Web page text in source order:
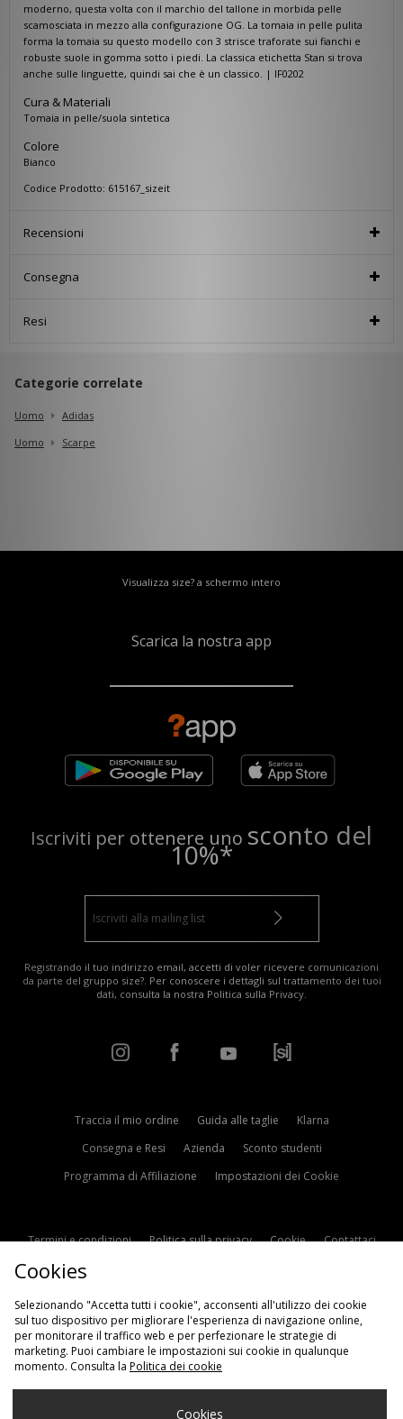
moderno, questa volta con il marchio del tallone in morbida pelle
scamosciata in mezzo alla configurazione OG. La tomaia in pelle pulita
forma la tomaia su questo modello con 3 strisce traforate sui fianchi e
robuste suole in gomma sotto i piedi. La classica etichetta Stan si trova
anche sulle linguette, quindi sai che è un classico. | IF0202
Cura & Materiali
Tomaia in pelle/suola sintetica
Colore
Bianco
Codice Prodotto: 615167_sizeit
Recensioni
Consegna
Resi
Categorie correlate
Uomo
Adidas
Uomo
Scarpe
Visualizza size? a schermo intero
Scarica la nostra app
Iscriviti per ottenere uno sconto del
10%*
Registrando il tuo indirizzo email, accetti di voler ricevere comunicazioni
da parte del gruppo size?. Per conoscere i dettagli sul trattamento dei tuoi
dati, consulta la nostra Politica sulla Privacy
Traccia il mio ordine Guida alle taglie
Klarna
Consegna e Resi
Azienda
Sconto studenti
Programma di Affiliazione
Impostazioni dei Cookie
Termini e condizioni Politica sulla privacy Cookie
Contattaci
Scegli Il Tuo Paese
Cookies
Selezionando "Accetta tutti i cookie", acconsenti all'utilizzo dei cookie
sul tuo dispositivo per migliorare l'esperienza di navigazione online,
per monitorare il traffico web e per perfezionare le strategie di
marketing. Puoi cambiare le impostazioni sui cookie in qualunque
momento. Consulta la Politica dei cookie
Cookies